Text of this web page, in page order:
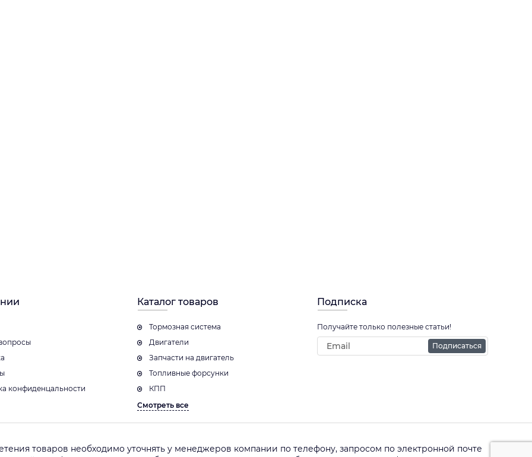
конфиденцальности
Каталог товаров
Тормозная система
Двигатели
Запчасти на двигатель
Топливные форсунки
КПП
Смотреть все
Подписка
Получайте только полезные статьи!
Подписаться
товаров необходимо уточнять у менеджеров компании по телефону, запросом по электронной почте